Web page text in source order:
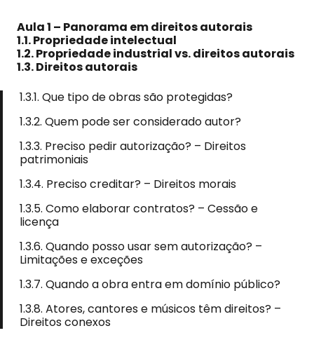
Aula 1 – Panorama em direitos autorais
1.1. Propriedade intelectual
1.2. Propriedade industrial vs. direitos autorais
1.3. Direitos autorais
1.3.1. Que tipo de obras são protegidas?
1.3.2. Quem pode ser considerado autor?
1.3.3. Preciso pedir autorização? – Direitos
patrimoniais
1.3.4. Preciso creditar? – Direitos morais
1.3.5. Como elaborar contratos? – Cessão e
licença
1.3.6. Quando posso usar sem autorização? –
Limitações e exceções
1.3.7. Quando a obra entra em domínio público?
1.3.8. Atores, cantores e músicos têm direitos? –
Direitos conexos